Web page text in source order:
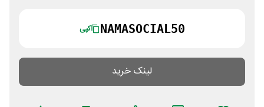
NAMASOCIAL50 کپی
لینک خرید